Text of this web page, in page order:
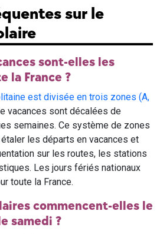
sur le
sont-elles les
la France ?
est divisée en trois zones (A,
vacances sont décalées de
semaines. Ce système de zones
les départs en vacances et
sur les routes, les stations
Les jours fériés nationaux
toute la France.
commencent-elles le
samedi ?